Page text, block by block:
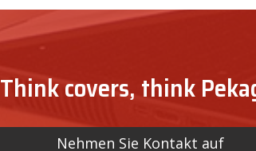
Think covers, think
Nehmen Sie Kontakt auf